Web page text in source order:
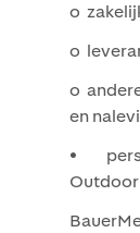
o
o
o
en
•